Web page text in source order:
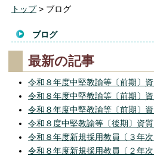
トップ> ブログ
ブログ
最新の記事
令和８年度中堅教諭等〔前期〕
令和８年度中堅教諭等〔前期〕
令和８年度中堅教諭等〔前期〕
令和８度中堅教諭等〔後期〕資
令和８年度新規採用教員〔３年
令和８年度新規採用教員〔２年